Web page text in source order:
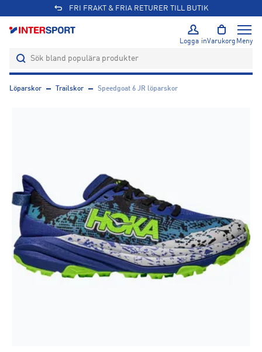
FRI FRAKT & FRIA RETURER TILL BUTIK
Logga inVarukorg Meny
Löparskor Trailskor Speedgoat 6 JR löparskor